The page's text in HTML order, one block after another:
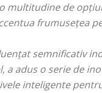
multitudine de
frumusețea
semnificativ
a adus o serie de
inteligente